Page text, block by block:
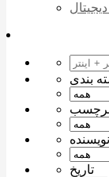
بندی
نویسنده
تاریخ